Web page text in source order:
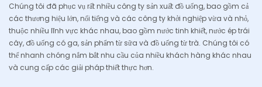
Chúng tôi đã phục vụ rất nhiều công ty sản xuất đồ uống, bao gồm cả
các thương hiệu lớn, nổi tiếng và các công ty khởi nghiệp vừa và nhỏ,
thuộc nhiều lĩnh vực khác nhau, bao gồm nước tinh khiết, nước ép trái
cây, đồ uống có ga, sản phẩm từ sữa và đồ uống từ trà. Chúng tôi có
thể nhanh chóng nắm bắt nhu cầu của nhiều khách hàng khác nhau
và cung cấp các giải pháp thiết thực hơn.